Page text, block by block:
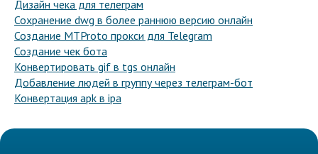
Дизайн чека для телеграм
Сохранение dwg в более раннюю версию онлайн
Создание MTProto прокси для Telegram
Создание чек бота
Конвертировать gif в tgs онлайн
Добавление людей в группу через телеграм-бот
Конвертация apk в ipa